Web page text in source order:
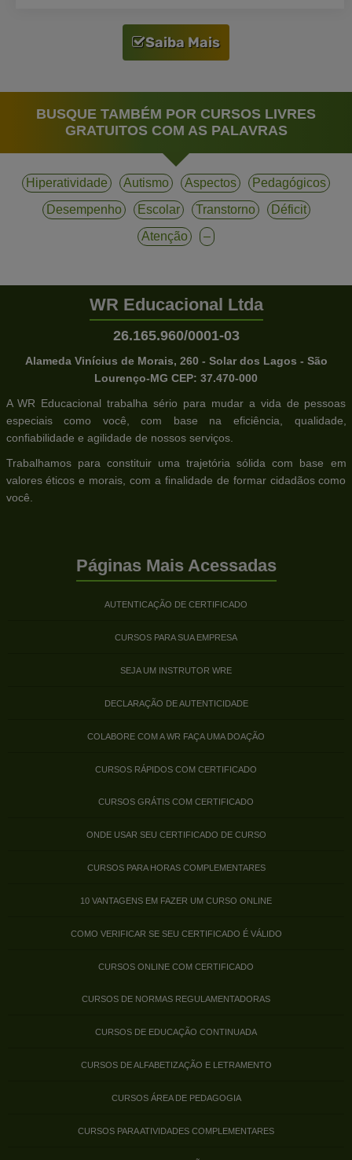
Saiba Mais
BUSQUE TAMBÉM POR CURSOS LIVRES
GRATUITOS COM AS PALAVRAS
Hiperatividade Autismo Aspectos
Pedagógicos
Desempenho
Escolar Transtorno
Déficit
Atenção
–
WR Educacional Ltda
26.165.960/0001-03
Alameda Vinícius de Morais, 260 - Solar dos Lagos - São
Lourenço-MG CEP: 37.470-000
A WR Educacional trabalha sério para mudar a vida de pessoas
especiais como você, com base na eficiência, qualidade,
confiabilidade e agilidade de nossos serviços.
Trabalhamos para constituir uma trajetória sólida com base em
valores éticos e morais, com a finalidade de formar cidadãos como
você.
Páginas Mais Acessadas
AUTENTICAÇÃO DE CERTIFICADO
CURSOS PARA SUA EMPRESA
SEJA UM INSTRUTOR WRE
DECLARAÇÃO DE AUTENTICIDADE
COLABORE COM A WR FAÇA UMA DOAÇÃO
CURSOS RÁPIDOS COM CERTIFICADO
CURSOS GRÁTIS COM CERTIFICADO
ONDE USAR SEU CERTIFICADO DE CURSO
CURSOS PARA HORAS COMPLEMENTARES
10 VANTAGENS EM FAZER UM CURSO ONLINE
COMO VERIFICAR SE SEU CERTIFICADO É VÁLIDO
CURSOS ONLINE COM CERTIFICADO
CURSOS DE NORMAS REGULAMENTADORAS
CURSOS DE EDUCAÇÃO CONTINUADA
CURSOS DE ALFABETIZAÇÃO E LETRAMENTO
CURSOS ÁREA DE PEDAGOGIA
CURSOS PARA ATIVIDADES COMPLEMENTARES